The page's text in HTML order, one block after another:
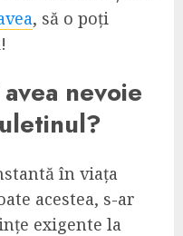
, să o poți
nevoie
în viața
acestea, s-ar
exigente la